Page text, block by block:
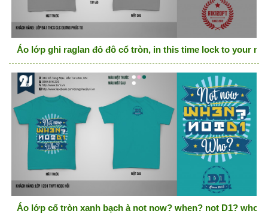
Áo lớp ghi raglan đỏ đô cổ tròn, in this time lock to your
Áo lớp cổ tròn xanh bạch à not now? when? not D1? who?